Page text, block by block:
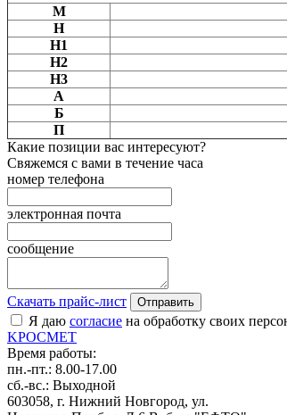
M
Н
Н1
Н2
Н3
А
Б
П
Какие позиции вас интересуют?
Свяжемся с вами в течение часа
номер телефона
электронная почта
сообщение
Скачать прайс-лист Отправить
Я даю согласие на обработку своих
KРОСМЕТ
Время работы:
пн.-пт.: 8.00-17.00
сб.-вс.: Выходной
603058, г. Нижний Новгород, ул.